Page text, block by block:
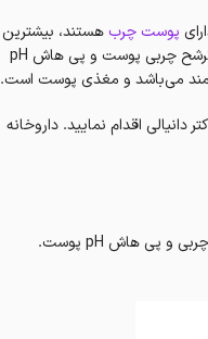
پوست چرب هستند، بیشترین
بهره را آن آن می‌برند. زیرا روغن درخت چای ضد باکتری، ضد اکسیداسیون، ضد آلودگی و ضد التهاب است و در تنظیم ترشح چربی پوست و پی هاش pH
می‌باشد‌ و مغذی پوست است.
اقدام نمایید. داروخانه‌
کمک به تمیز نمودن پوست از مواد آرایشی، چربی اضافی و آلودگی‌های محیطی. کمک به کنترل و متعادل نمودن ترشح چربی و پی هاش pH پوست.